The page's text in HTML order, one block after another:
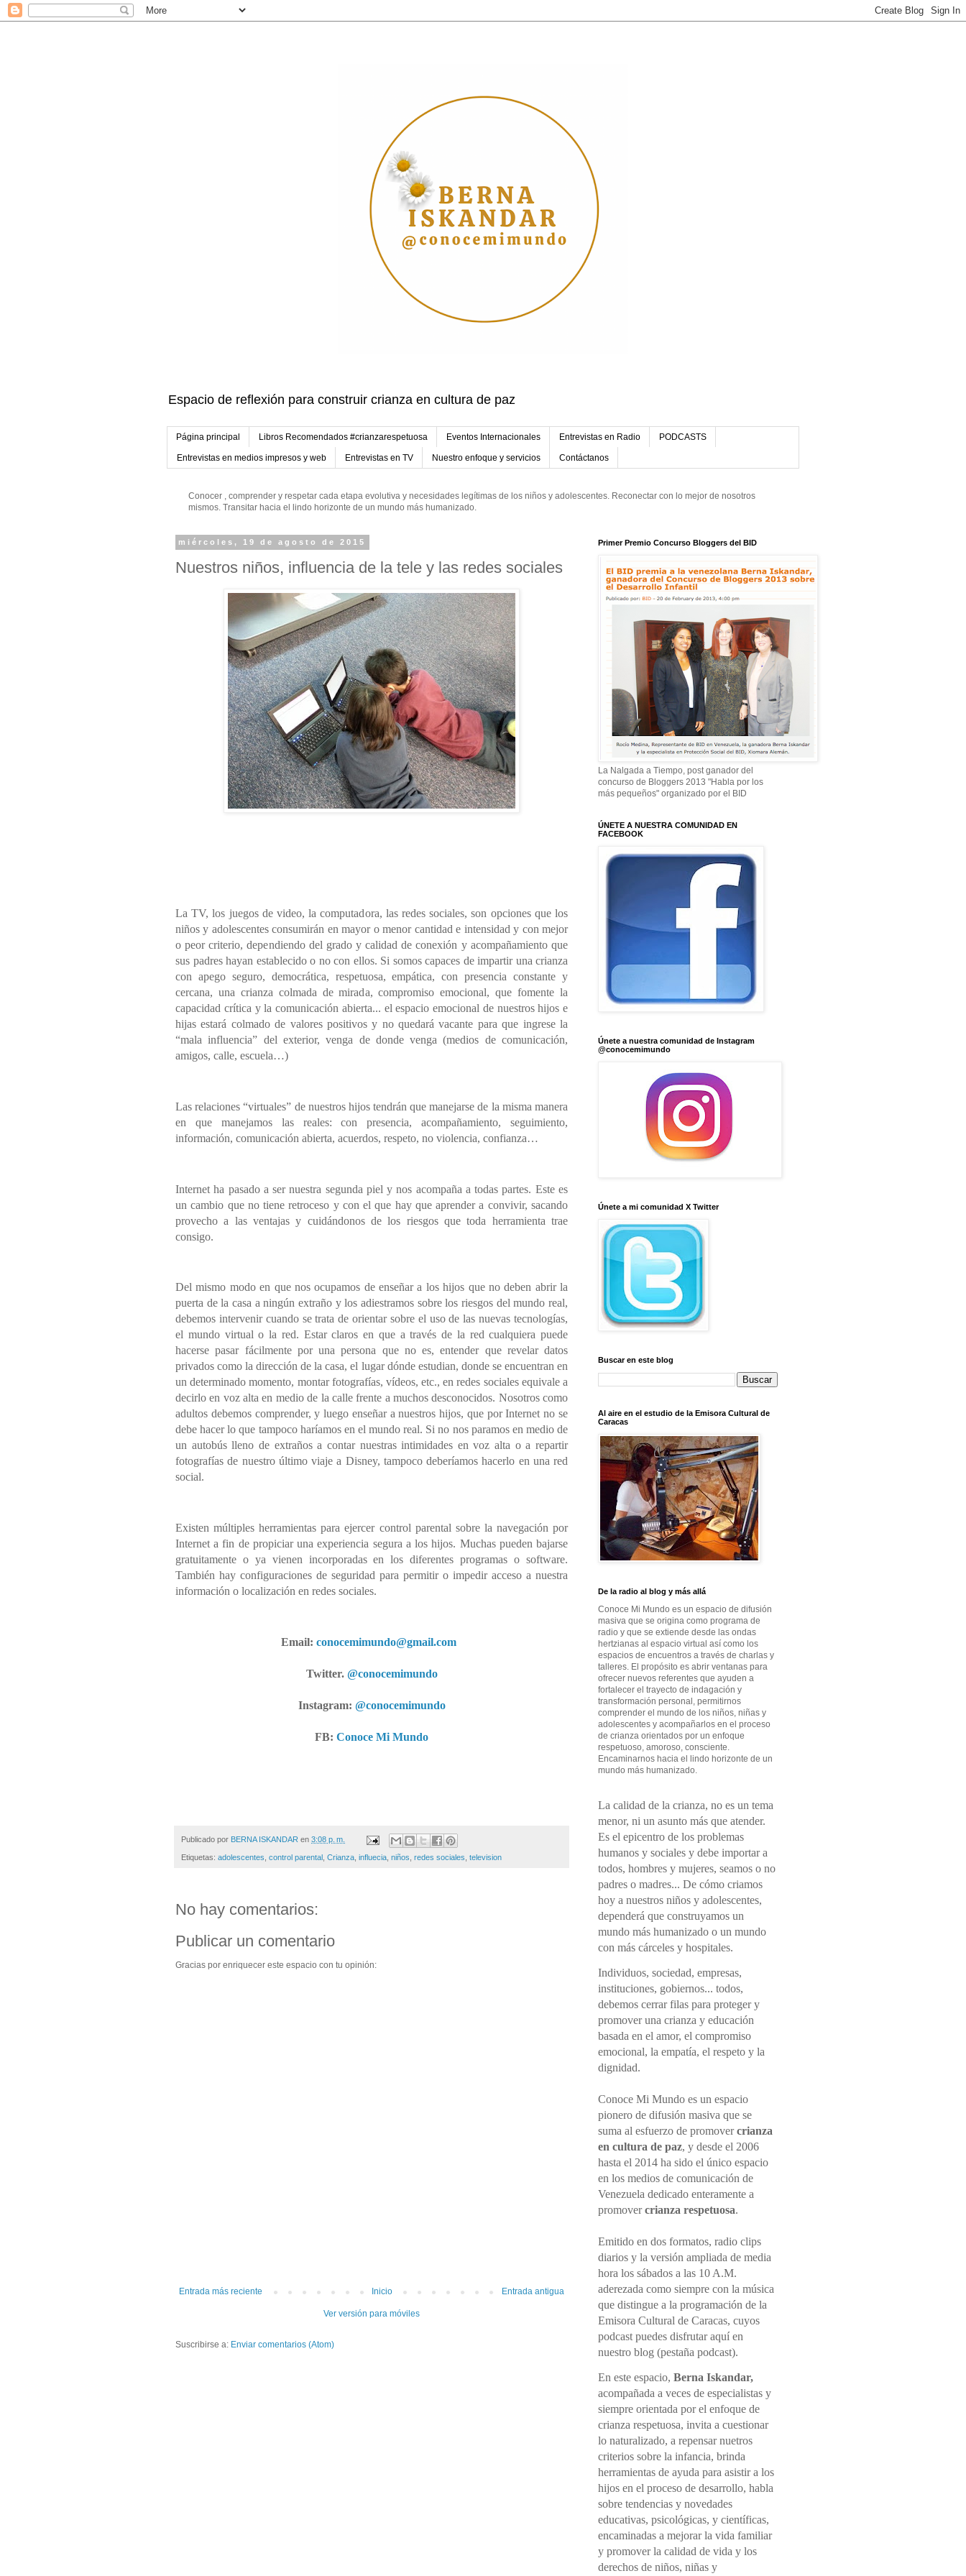
Espacio de reflexión para construir crianza en cultura de paz
Página principal Libros Recomendados #crianzarespetuosa Eventos Internacionales Entrevistas en Radio PODCASTS
Entrevistas en medios impresos y web Entrevistas en TV Nuestro enfoque y servicios Contáctanos
Conocer , comprender y respetar cada etapa evolutiva y necesidades legítimas de los niños y adolescentes. Reconectar con lo mejor de nosotros
mismos. Transitar hacia el lindo horizonte de un mundo más humanizado.
miércoles, 19 de agosto de 2015
Nuestros niños, influencia de la tele y las redes sociales
La TV, los juegos de video, la computadora, las redes sociales, son opciones que los
niños y adolescentes consumirán en mayor o menor cantidad e intensidad y con mejor
o peor criterio, dependiendo del grado y calidad de conexión y acompañamiento que
sus padres hayan establecido o no con ellos. Si somos capaces de impartir una crianza
con apego seguro, democrática, respetuosa, empática, con presencia constante y
cercana, una crianza colmada de mirada, compromiso emocional, que fomente la
capacidad crítica y la comunicación abierta... el espacio emocional de nuestros hijos e
hijas estará colmado de valores positivos y no quedará vacante para que ingrese la
“mala influencia” del exterior, venga de donde venga (medios de comunicación,
amigos, calle, escuela…)
Las relaciones “virtuales” de nuestros hijos tendrán que manejarse de la misma manera
en que manejamos las reales: con presencia, acompañamiento, seguimiento,
información, comunicación abierta, acuerdos, respeto, no violencia, confianza…
Internet ha pasado a ser nuestra segunda piel y nos acompaña a todas partes. Este es
un cambio que no tiene retroceso y con el que hay que aprender a convivir, sacando
provecho a las ventajas y cuidándonos de los riesgos que toda herramienta trae
consigo.
Del mismo modo en que nos ocupamos de enseñar a los hijos que no deben abrir la
puerta de la casa a ningún extraño y los adiestramos sobre los riesgos del mundo real,
debemos intervenir cuando se trata de orientar sobre el uso de las nuevas tecnologías,
el mundo virtual o la red. Estar claros en que a través de la red cualquiera puede
hacerse pasar fácilmente por una persona que no es, entender que revelar datos
privados como la dirección de la casa, el lugar dónde estudian, donde se encuentran en
un determinado momento, montar fotografías, vídeos, etc., en redes sociales equivale a
decirlo en voz alta en medio de la calle frente a muchos desconocidos. Nosotros como
adultos debemos comprender, y luego enseñar a nuestros hijos, que por Internet no se
debe hacer lo que tampoco haríamos en el mundo real. Si no nos paramos en medio de
un autobús lleno de extraños a contar nuestras intimidades en voz alta o a repartir
fotografías de nuestro último viaje a Disney, tampoco deberíamos hacerlo en una red
social.
Existen múltiples herramientas para ejercer control parental sobre la navegación por
Internet a fin de propiciar una experiencia segura a los hijos. Muchas pueden bajarse
gratuitamente o ya vienen incorporadas en los diferentes programas o software.
También hay configuraciones de seguridad para permitir o impedir acceso a nuestra
información o localización en redes sociales.
Email: conocemimundo@gmail.com
Twitter. @conocemimundo
Instagram: @conocemimundo
FB: Conoce Mi Mundo
Publicado por BERNA ISKANDAR en 3:08 p. m.
Etiquetas: adolescentes control parental Crianza influecia niños redes sociales television
No hay comentarios:
Publicar un comentario
Gracias por enriquecer este espacio con tu opinión:
Entrada más reciente Entrada antigua
Inicio
Ver versión para móviles
Suscribirse a: Enviar comentarios (Atom)
Primer Premio Concurso Bloggers del BID
La Nalgada a Tiempo, post ganador del
concurso de Bloggers 2013 "Habla por los
más pequeños" organizado por el BID
ÚNETE A NUESTRA COMUNIDAD EN
FACEBOOK
Únete a nuestra comunidad de Instagram
@conocemimundo
Únete a mi comunidad X Twitter
Buscar en este blog
Al aire en el estudio de la Emisora Cultural de
Caracas
De la radio al blog y más allá
Conoce Mi Mundo es un espacio de difusión
masiva que se origina como programa de
radio y que se extiende desde las ondas
hertzianas al espacio virtual así como los
espacios de encuentros a través de charlas y
talleres. El propósito es abrir ventanas para
ofrecer nuevos referentes que ayuden a
fortalecer el trayecto de indagación y
transformación personal, permitirnos
comprender el mundo de los niños, niñas y
adolescentes y acompañarlos en el proceso
de crianza orientados por un enfoque
respetuoso, amoroso, consciente.
Encaminarnos hacia el lindo horizonte de un
mundo más humanizado.
La calidad de la crianza, no es un tema
menor, ni un asunto más que atender.
Es el epicentro de los problemas
humanos y sociales y debe importar a
todos, hombres y mujeres, seamos o no
padres o madres... De cómo criamos
hoy a nuestros niños y adolescentes,
dependerá que construyamos un
mundo más humanizado o un mundo
con más cárceles y hospitales.
Individuos, sociedad, empresas,
instituciones, gobiernos... todos,
debemos cerrar filas para proteger y
promover una crianza y educación
basada en el amor, el compromiso
emocional, la empatía, el respeto y la
dignidad.
Conoce Mi Mundo es un espacio
pionero de difusión masiva que se
suma al esfuerzo de promovercrianza
en cultura de paz, y desde el 2006
hasta el 2014 ha sido el único espacio
en los medios de comunicación de
Venezuela dedicado enteramente a
promovercrianza respetuosa.
Emitido en dos formatos, radio clips
diarios y la versión ampliada de media
hora los sábados a las 10 A.M.
aderezada como siempre con la música
que distingue a la programación de la
Emisora Cultural de Caracas, cuyos
podcast puedes disfrutar aquí en
nuestro blog (pestaña podcast).
En este espacio, Berna Iskandar,
acompañada a veces de especialistas y
siempre orientada por el enfoque de
crianza respetuosa, invita a cuestionar
lo naturalizado, a repensar nuetros
criterios sobre la infancia, brinda
herramientas de ayuda para asistir a los
hijos en el proceso de desarrollo, habla
sobre tendencias y novedades
educativas, psicológicas, y científicas,
encaminadas a mejorar la vida familiar
y promover la calidad de vida y los
derechos de niños, niñas y